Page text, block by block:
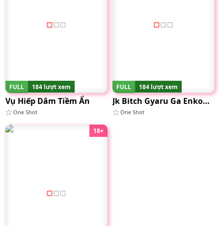
FULL 184 lượt xem
Vụ Hiếp Dâm Tiềm Ẩn
One Shot
FULL 184 lượt xem
Jk Bitch Gyaru Ga Enkou O Chichioya Ni Okorareta Node Kinshin Soukan Shite Yatta
One Shot
18+